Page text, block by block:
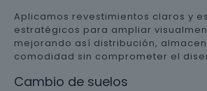
Aplicamos revestimientos claros y
estratégicos para ampliar
mejorando así distribución,
comodidad sin comprometer el
Cambio de suelos